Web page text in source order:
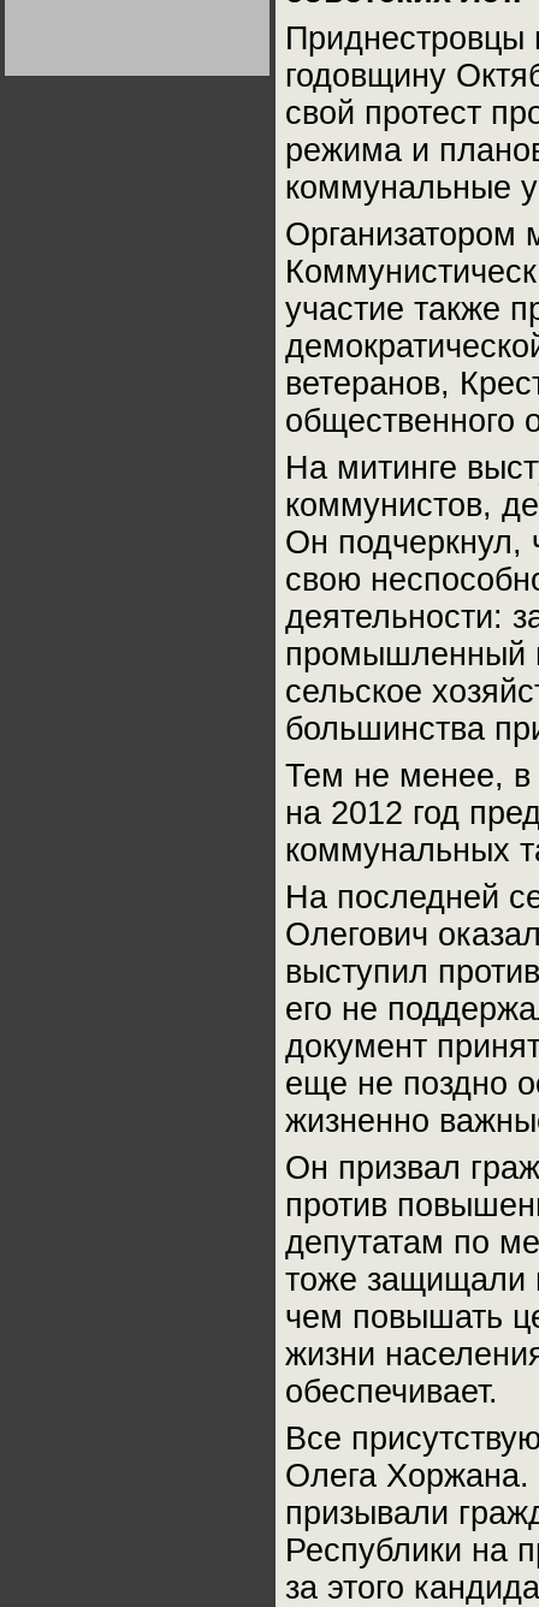
Приднестровцы
годовщину
свой протест
режима и
коммунальные
Организатором
участие также
ветеранов,
общественного
На митинге
коммунистов,
Он подчеркнул,
свою
деятельности:
промышленный
сельское
большинства
Тем не менее, в
на 2012 год
коммунальных
На последней
Олегович
выступил
его не
документ
еще не поздно
жизненно
Он призвал
против
депутатам по
тоже защищали
чем повышать
жизни
обеспечивает.
Все
Олега Хоржана.
призывали
Республики на
за этого